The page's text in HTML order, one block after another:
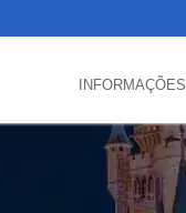
INFORMAÇÕES